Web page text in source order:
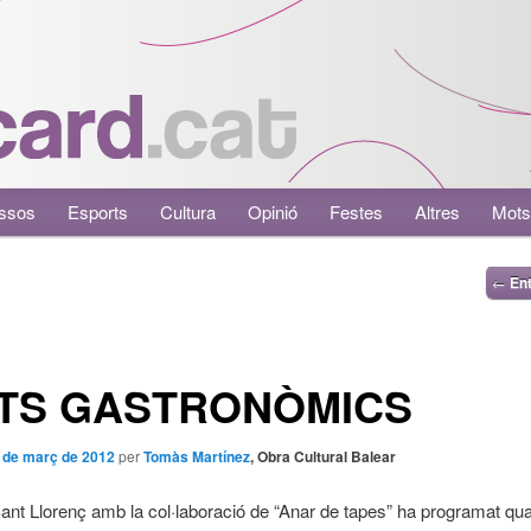
Esports Cultura Opinió Festes Altres
←
GASTRONÒMICS
març de 2012perTomàs Martínez, Obra Cultural Balear
Llorenç amb la col·laboració de “Anar de tapes” ha programat